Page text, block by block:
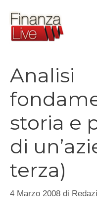
contenuto
Analisi
storia e
di
terza)
4 Marzo 2008 di